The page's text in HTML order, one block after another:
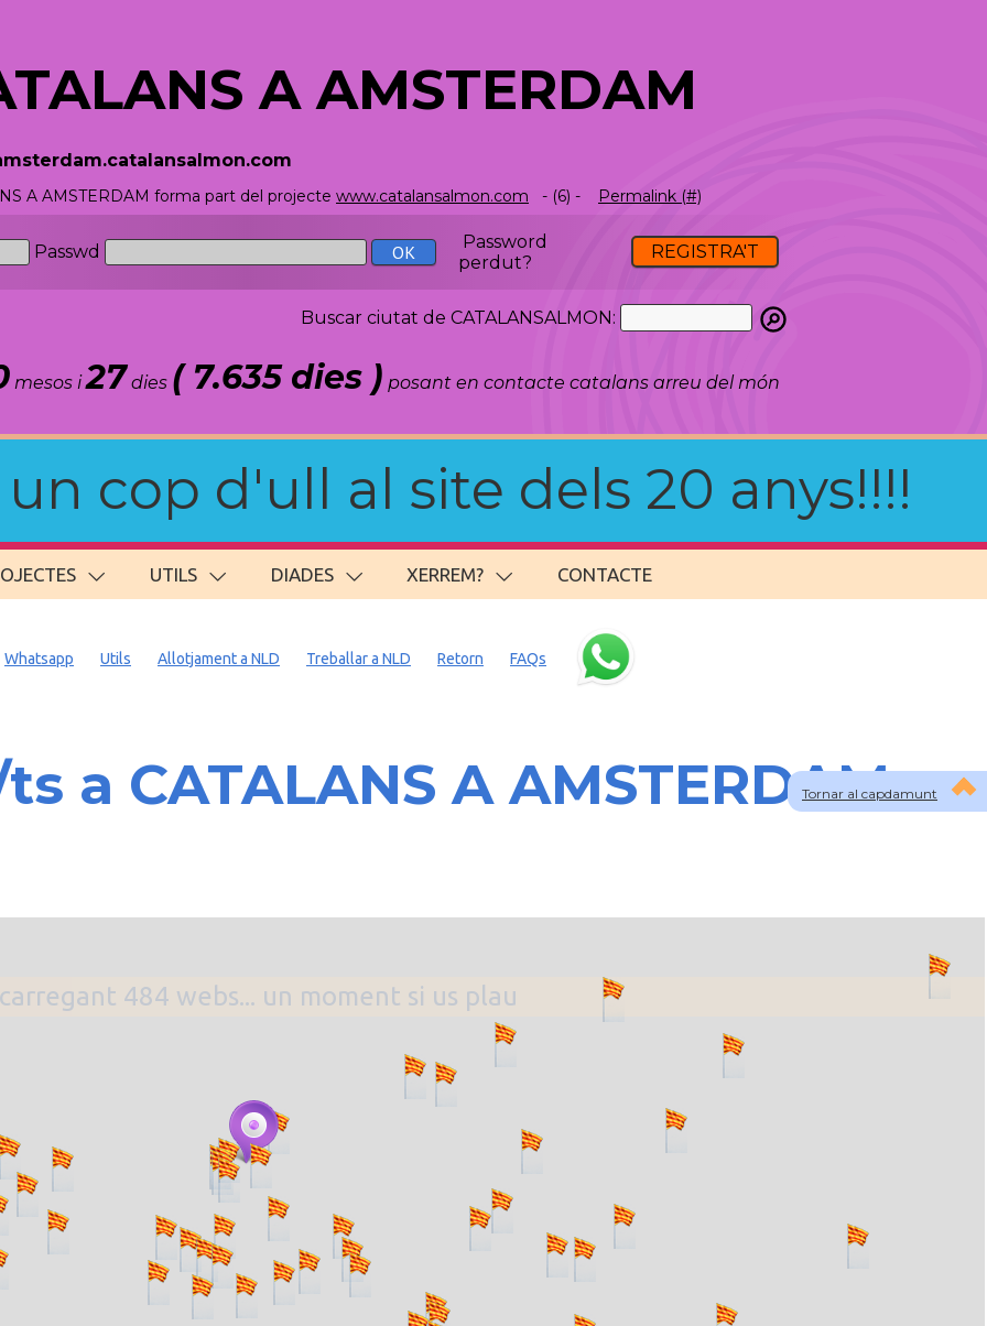
A AMSTERDAM
A AMSTERDAM forma part del projecte www.catalansalmon.com - (6) - Permalink (#)
Passwd
Password
perdut?
REGISTRA'T
Buscar ciutat de CATALANSALMON:
mesos i27 dies ( 7.635 dies ) posant en contacte catalans arreu del món
cop d'ull al site dels 20 anys!!!!
UTILS DIADES XERREM? CONTACTE
Tornar al capdamunt
Whatsapp Utils Allotjament a NLD Treballar a NLD Retorn FAQs
a CATALANS A AMSTERDAM
484 webs... un moment si us plau